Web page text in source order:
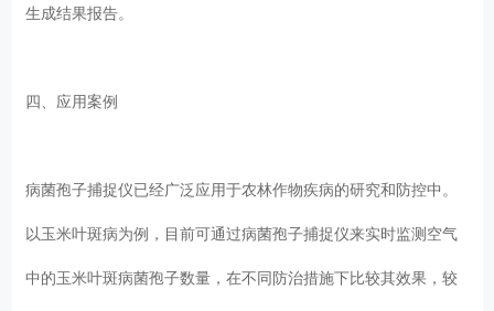
生成结果报告。
四、应用案例
病菌孢子捕捉仪已经广泛应用于农林作物疾病的研究和防控中。
以玉米叶斑病为例，目前可通过病菌孢子捕捉仪来实时监测空气
中的玉米叶斑病菌孢子数量，在不同防治措施下比较其效果，较